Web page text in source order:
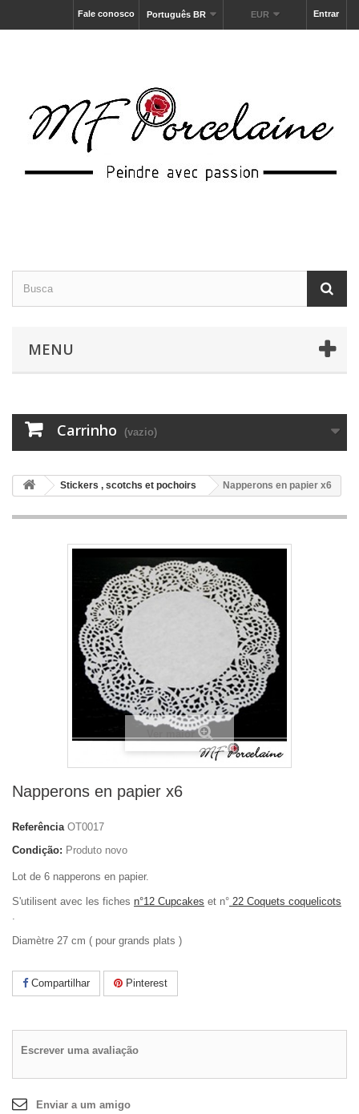
Entrar
EUR
Português BR
Fale conosco
MENU
Carrinho (vazio)
Stickers , scotchs et pochoirs Napperons en papier x6
Ver maior
Napperons en papier x6
Referência OT0017
Condição: Produto novo
Lot de 6 napperons en papier.
S'utilisent avec les fiches n°12 Cupcakes et n° 22 Coquets coquelicots
.
Diamètre 27 cm ( pour grands plats )
Compartilhar Pinterest
Escrever uma avaliação
Enviar a um amigo